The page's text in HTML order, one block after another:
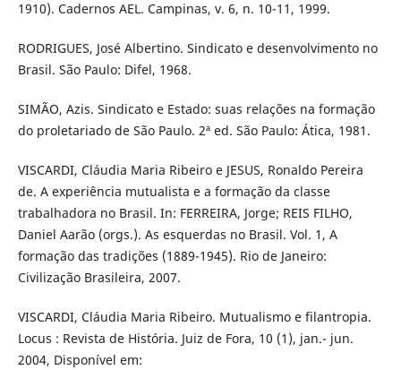
1910). Cadernos AEL. Campinas, v. 6, n. 10-11, 1999.
RODRIGUES, José Albertino. Sindicato e desenvolvimento no
Brasil. São Paulo: Difel, 1968.
SIMÃO, Azis. Sindicato e Estado: suas relações na formação
do proletariado de São Paulo. 2ª ed. São Paulo: Ática, 1981.
VISCARDI, Cláudia Maria Ribeiro e JESUS, Ronaldo Pereira
de. A experiência mutualista e a formação da classe
trabalhadora no Brasil. In: FERREIRA, Jorge; REIS FILHO,
Daniel Aarão (orgs.). As esquerdas no Brasil. Vol. 1, A
formação das tradições (1889-1945). Rio de Janeiro:
Civilização Brasileira, 2007.
VISCARDI, Cláudia Maria Ribeiro. Mutualismo e filantropia.
Locus : Revista de História. Juiz de Fora, 10 (1), jan.- jun.
2004, Disponível em: